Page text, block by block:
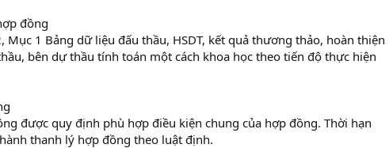
đồng
1 Bảng dữ liệu đấu thầu, HSDT, kết quả thương thảo, hoàn thiện
bên dự thầu tính toán một cách khoa học theo tiến độ thực hiện
được quy định phù hợp điều kiện chung của hợp đồng. Thời hạn
thanh lý hợp đồng theo luật định.